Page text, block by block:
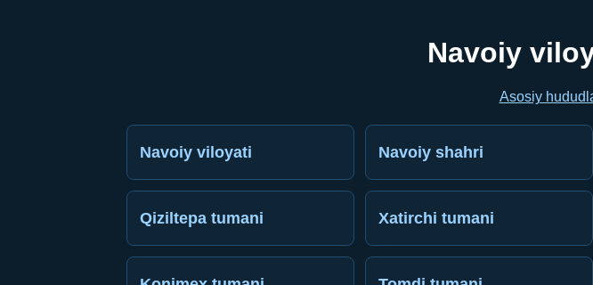
Navoiy
Asosiy
Navoiy viloyati Navoiy shahri
Qiziltepa tumani Xatirchi tumani